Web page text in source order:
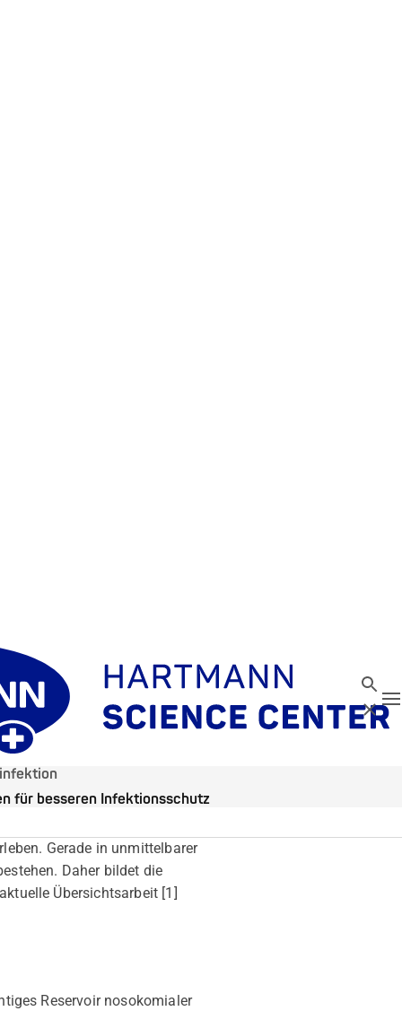
Suche
für besseren Infektionsschutz
Gerade in unmittelbarer
Daher bildet die
Übersichtsarbeit [1]
Reservoir nosokomialer